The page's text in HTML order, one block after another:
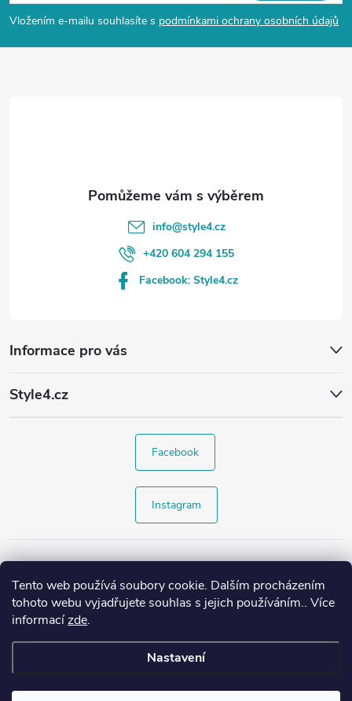
Tento web používá soubory cookie. Dalším procházením
tohoto webu vyjadřujete souhlas s jejich používáním.. Více
informacízde.
Nastavení
p
a
Vložením e-mailu souhlasíte s podmínkami ochrany osobních údajů
Informace pro vás
Style4.cz
info@style4.cz
+420 604 294 155
Facebook: Style4.cz
Facebook
Instagram
Copyright 2026Style4.cz. Všechna práva vyhrazena.